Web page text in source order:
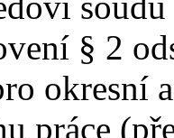
§ 2
okresní
práce